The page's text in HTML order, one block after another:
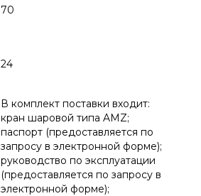
70
24
В комплект поставки входит:
кран шаровой типа AMZ;
паспорт (предоставляется по
запросу в электронной форме);
руководство по эксплуатации
(предоставляется по запросу в
электронной форме);